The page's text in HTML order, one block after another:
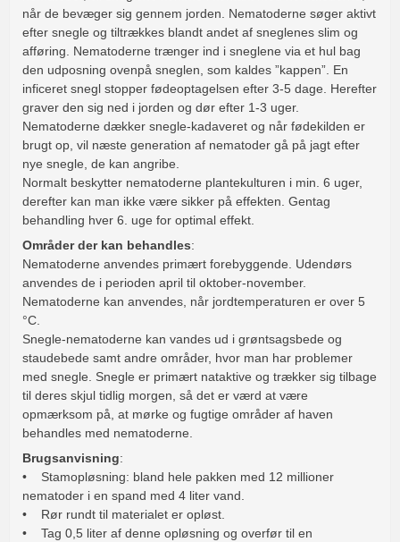
når de bevæger sig gennem jorden. Nematoderne søger aktivt
efter snegle og tiltrækkes blandt andet af sneglenes slim og
afføring. Nematoderne trænger ind i sneglene via et hul bag
den udposning ovenpå sneglen, som kaldes ”kappen”. En
inficeret snegl stopper fødeoptagelsen efter 3-5 dage. Herefter
graver den sig ned i jorden og dør efter 1-3 uger.
Nematoderne dækker snegle-kadaveret og når fødekilden er
brugt op, vil næste generation af nematoder gå på jagt efter
nye snegle, de kan angribe.
Normalt beskytter nematoderne plantekulturen i min. 6 uger,
derefter kan man ikke være sikker på effekten. Gentag
behandling hver 6. uge for optimal effekt.
Områder der kan behandles:
Nematoderne anvendes primært forebyggende. Udendørs
anvendes de i perioden april til oktober-november.
Nematoderne kan anvendes, når jordtemperaturen er over 5
°C.
Snegle-nematoderne kan vandes ud i grøntsagsbede og
staudebede samt andre områder, hvor man har problemer
med snegle. Snegle er primært nataktive og trækker sig tilbage
til deres skjul tidlig morgen, så det er værd at være
opmærksom på, at mørke og fugtige områder af haven
behandles med nematoderne.
Brugsanvisning:
• Stamopløsning: bland hele pakken med 12 millioner
nematoder i en spand med 4 liter vand.
• Rør rundt til materialet er opløst.
• Tag 0,5 liter af denne opløsning og overfør til en